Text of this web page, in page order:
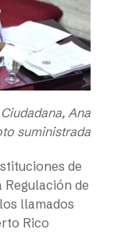
Ana
suministrada
de
de
llamados
Rico